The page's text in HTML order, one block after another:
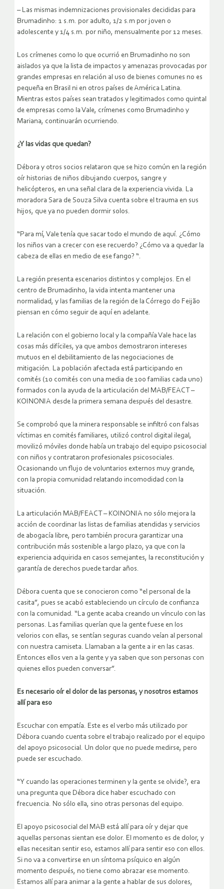
– Las mismas indemnizaciones provisionales decididas para
Brumadinho: 1 s.m. por adulto, 1/2 s.m por joven o
adolescente y 1/4 s.m. por niño, mensualmente por 12 meses.
Los crímenes como lo que ocurrió en Brumadinho no son
aislados ya que la lista de impactos y amenazas provocadas por
grandes empresas en relación al uso de bienes comunes no es
pequeña en Brasil ni en otros países de América Latina.
Mientras estos países sean tratados y legitimados como quintal
de empresas como la Vale, crímenes como Brumadinho y
Mariana, continuarán ocurriendo.
¿Y las vidas que quedan?
Débora y otros socios relataron que se hizo común en la región
oír historias de niños dibujando cuerpos, sangre y
helicópteros, en una señal clara de la experiencia vivida. La
moradora Sara de Souza Silva cuenta sobre el trauma en sus
hijos, que ya no pueden dormir solos.
“Para mí, Vale tenía que sacar todo el mundo de aquí. ¿Cómo
los niños van a crecer con ese recuerdo? ¿Cómo va a quedar la
cabeza de ellas en medio de ese fango? “.
La región presenta escenarios distintos y complejos. En el
centro de Brumadinho, la vida intenta mantener una
normalidad, y las familias de la región de la Córrego do Feijão
piensan en cómo seguir de aquí en adelante.
La relación con el gobierno local y la compañía Vale hace las
cosas más difíciles, ya que ambos demostraron intereses
mutuos en el debilitamiento de las negociaciones de
mitigación. La población afectada está participando en
comités (10 comités con una media de 100 familias cada uno)
formados con la ayuda de la articulación del MAB/FEACT –
KOINONIA desde la primera semana después del desastre.
Se comprobó que la minera responsable se infiltró con falsas
víctimas en comités familiares, utilizó control digital ilegal,
movilizó móviles donde había un trabajo del equipo psicosocial
con niños y contrataron profesionales psicosociales.
Ocasionando un flujo de voluntarios externos muy grande,
con la propia comunidad relatando incomodidad con la
situación.
La articulación MAB/FEACT – KOINONIA no sólo mejora la
acción de coordinar las listas de familias atendidas y servicios
de abogacía libre, pero también procura garantizar una
contribución más sostenible a largo plazo, ya que con la
experiencia adquirida en casos semejantes, la reconstitución y
garantía de derechos puede tardar años.
Débora cuenta que se conocieron como “el personal de la
casita”, pues se acabó estableciendo un círculo de confianza
con la comunidad. “La gente acaba creando un vínculo con las
personas. Las familias querían que la gente fuese en los
velorios con ellas, se sentían seguras cuando veían al personal
con nuestra camiseta. Llamaban a la gente a ir en las casas.
Entonces ellos ven a la gente y ya saben que son personas con
quienes ellos pueden conversar”.
Es necesario oír el dolor de las personas, y nosotros estamos
allí para eso
Escuchar con empatía. Este es el verbo más utilizado por
Débora cuando cuenta sobre el trabajo realizado por el equipo
del apoyo psicosocial. Un dolor que no puede medirse, pero
puede ser escuchado.
“Y cuando las operaciones terminen y la gente se olvide?, era
una pregunta que Débora dice haber escuchado con
frecuencia. No sólo ella, sino otras personas del equipo.
El apoyo psicosocial del MAB está allí para oír y dejar que
aquellas personas sientan ese dolor. El momento es de dolor, y
ellas necesitan sentir eso, estamos allí para sentir eso con ellos.
Si no va a convertirse en un síntoma psíquico en algún
momento después, no tiene como abrazar ese momento.
Estamos allí para animar a la gente a hablar de sus dolores,